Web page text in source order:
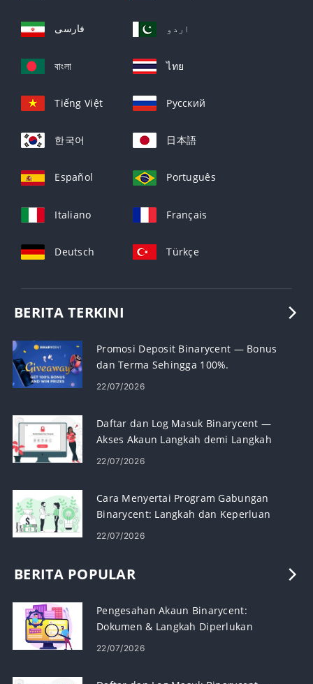
فارسی اردو
বাংলা ไทย
Tiếng Việt Русский
한국어 日本語
Español Português
Italiano Français
Deutsch Türkçe
BERITA TERKINI
Promosi Deposit Binarycent — Bonus
dan Terma Sehingga 100%.
22/07/2026
Daftar dan Log Masuk Binarycent —
Akses Akaun Langkah demi Langkah
22/07/2026
Cara Menyertai Program Gabungan
Binarycent: Langkah dan Keperluan
22/07/2026
BERITA POPULAR
Pengesahan Akaun Binarycent:
Dokumen & Langkah Diperlukan
22/07/2026